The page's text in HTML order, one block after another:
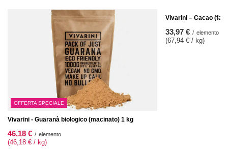
OFFERTA SPECIALE
Vivarini - Guaranà biologico (macinato) 1 kg
46,18 € / elemento
(46,18 € / kg)
Vivarini – Cacao
33,97 € / elemento
(67,94 € / kg)